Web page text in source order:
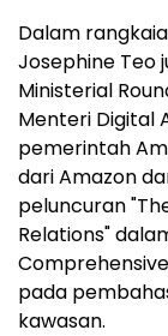
Dalam
Josephine Teo
Ministerial
Menteri Digital
pemerintah
dari Amazon
peluncuran
Relations"
pada
kawasan.